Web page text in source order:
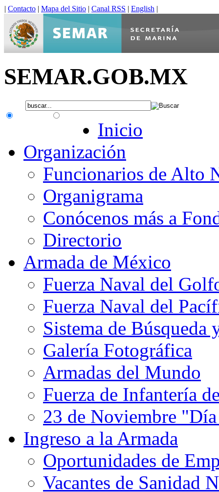
| Contacto | Mapa del Sitio | Canal RSS | English |
SEMAR.GOB.MX
Inicio
Organización
Funcionarios de Alto
Organigrama
Conócenos más a
Directorio
Armada de México
Fuerza Naval del
Fuerza Naval del
Sistema de Búsqueda
Galería Fotográfica
Armadas del Mundo
Fuerza de Infantería
23 de Noviembre
Ingreso a la Armada
Oportunidades de
Vacantes de Sanidad